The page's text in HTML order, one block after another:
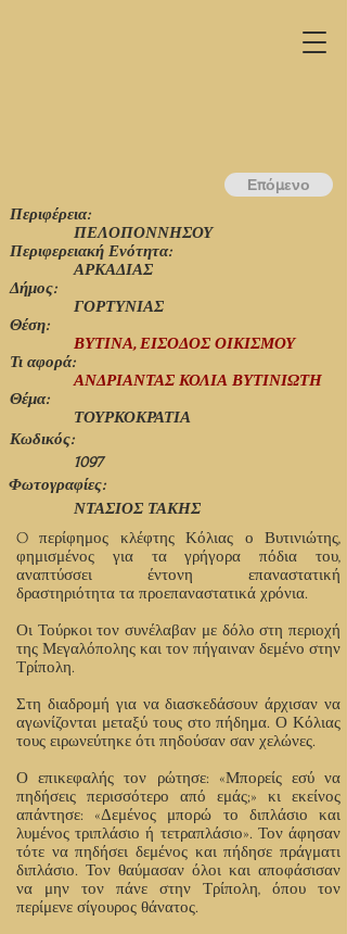
Περιφέρεια:
O περίφημος κλέφτης Κόλιας ο Βυτινιώτης,
φημισμένος για τα γρήγορα πόδια του,
αναπτύσσει έντονη επαναστατική
δραστηριότητα τα προεπαναστατικά χρόνια.
Οι Τούρκοι τον συνέλαβαν με δόλο στη περιοχή
της Μεγαλόπολης και τον πήγαιναν δεμένο στην
Τρίπολη.
Στη διαδρομή για να διασκεδάσουν άρχισαν να
αγωνίζονται μεταξύ τους στο πήδημα. Ο Κόλιας
τους ειρωνεύτηκε ότι πηδούσαν σαν χελώνες.
Ο επικεφαλής τον ρώτησε: «Μπορείς εσύ να
πηδήσεις περισσότερο από εμάς;» κι εκείνος
απάντησε: «Δεμένος μπορώ το διπλάσιο και
λυμένος τριπλάσιο ή τετραπλάσιο». Τον άφησαν
τότε να πηδήσει δεμένος και πήδησε πράγματι
διπλάσιο. Τον θαύμασαν όλοι και αποφάσισαν
να μην τον πάνε στην Τρίπολη, όπου τον
περίμενε σίγουρος θάνατος.
ΑΡΚΑΔΙΑΣ
ΠΕΛΟΠΟΝΝΗΣΟΥ
Περιφερειακή Ενότητα:
ΓΟΡΤΥΝΙΑΣ
Δήμος:
Θέση:
ΒΥΤΙΝΑ, ΕΙΣΟΔΟΣ ΟΙΚΙΣΜΟΥ
Τι αφορά:
ΑΝΔΡΙΑΝΤΑΣ ΚΟΛΙΑ ΒΥΤΙΝΙΩΤΗ
Θέμα:
ΤΟΥΡΚΟΚΡΑΤΙΑ
Φωτογραφίες:
ΝΤΑΣΙΟΣ ΤΑΚΗΣ
Κωδικός:
1097
Επόμενο